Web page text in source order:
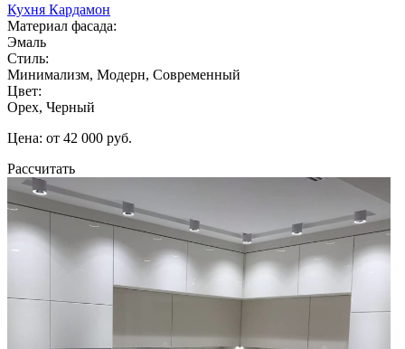
Кухня Кардамон
Материал фасада:
Эмаль
Стиль:
Минимализм, Модерн, Современный
Цвет:
Орех, Черный
Цена: от 42 000 руб.
Рассчитать